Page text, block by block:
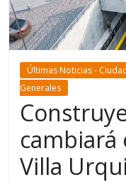
Últimas Noticias -
Generales
cambiará
Villa